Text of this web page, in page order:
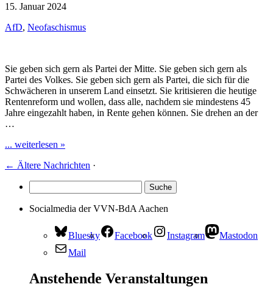
15. Januar 2024
AfD, Neofaschismus
Sie geben sich gern als Partei der Mitte. Sie geben sich gern als
Partei des Volkes. Sie geben sich gern als Partei, die sich für die
Schwächeren in unserem Land einsetzt. Sie kritisieren die heutige
Rentenreform und wollen, dass alle, nachdem sie mindestens 45
Jahre eingezahlt haben, in Rente gehen können. Sie drehen an der
…
... weiterlesen »
← Ältere Nachrichten ·
Socialmedia der VVN-BdA Aachen
Bluesky Facebook Instagram
Mastodon
Mail
Anstehende Veranstaltungen